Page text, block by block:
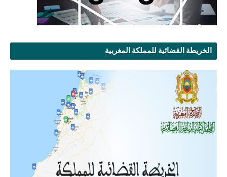
الخريطة القضائية للمملكة المغربية